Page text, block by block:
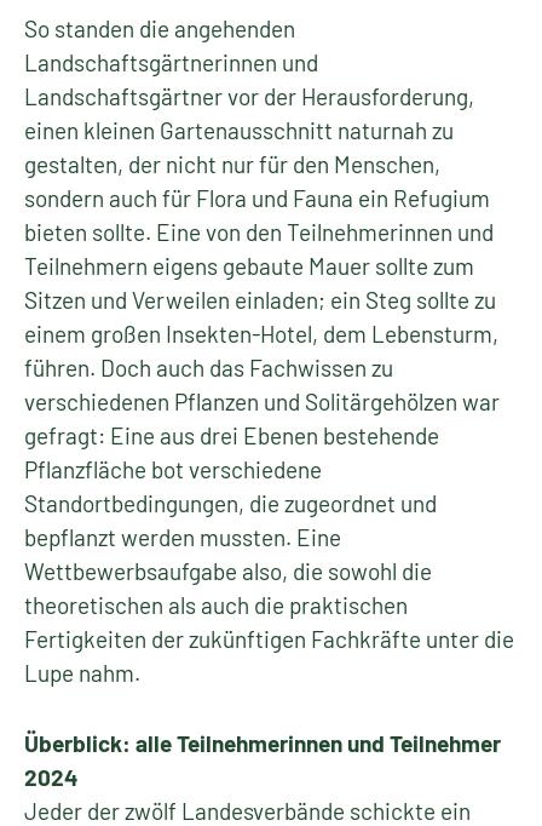
So standen die angehenden
Landschaftsgärtnerinnen und
Landschaftsgärtner vor der Herausforderung,
einen kleinen Gartenausschnitt naturnah zu
gestalten, der nicht nur für den Menschen,
sondern auch für Flora und Fauna ein Refugium
bieten sollte. Eine von den Teilnehmerinnen und
Teilnehmern eigens gebaute Mauer sollte zum
Sitzen und Verweilen einladen; ein Steg sollte zu
einem großen Insekten-Hotel, dem Lebensturm,
führen. Doch auch das Fachwissen zu
verschiedenen Pflanzen und Solitärgehölzen war
gefragt: Eine aus drei Ebenen bestehende
Pflanzfläche bot verschiedene
Standortbedingungen, die zugeordnet und
bepflanzt werden mussten. Eine
Wettbewerbsaufgabe also, die sowohl die
theoretischen als auch die praktischen
Fertigkeiten der zukünftigen Fachkräfte unter die
Lupe nahm.
Überblick: alle Teilnehmerinnen und Teilnehmer
2024
Jeder der zwölf Landesverbände schickte ein